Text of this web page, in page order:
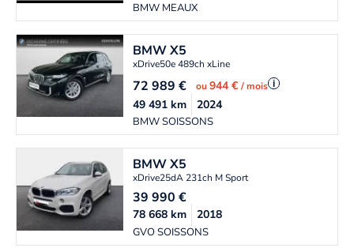
BMW MEAUX
BMWX5
xDrive50e 489ch xLine
72 989€ ou944 €/ mois i
BMW SOISSONS
49 491km 2024
BMWX5
xDrive25dA 231ch M Sport
39 990€
GVO SOISSONS
78 668km 2018